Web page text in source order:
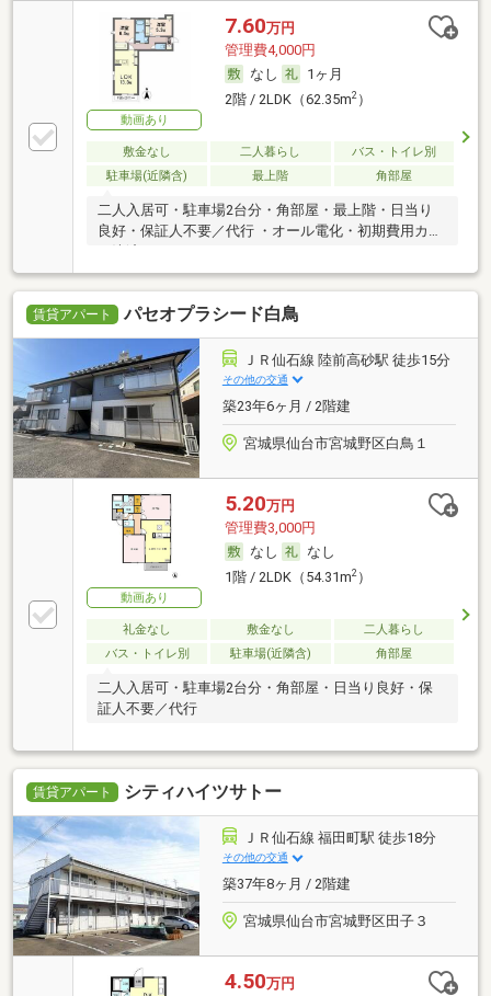
動画あり
7.60万円
管理費4,000円
なし
1ヶ月
2階 / 2LDK（62.35m2）
敷金なし 二人暮らし
バス・トイレ別
駐車場(近隣含)
最上階 角部屋
二人入居可・駐車場2台分・角部屋・最上階・日当り
良好・保証人不要／代行 ・オール電化・初期費用カー
賃貸アパート パセオプラシード白鳥
ＪＲ仙石線 陸前高砂駅 徒歩15分
その他の交通
築23年6ヶ月 / 2階建
宮城県仙台市宮城野区白鳥１
動画あり
5.20万円
管理費3,000円
なし
なし
1階 / 2LDK（54.31m2）
礼金なし 敷金なし
二人暮らし
バス・トイレ別
駐車場(近隣含) 角部屋
二人入居可・駐車場2台分・角部屋・日当り良好・保
証人不要／代行
賃貸アパート シティハイツサトー
ＪＲ仙石線 福田町駅 徒歩18分
その他の交通
築37年8ヶ月 / 2階建
宮城県仙台市宮城野区田子３
4.50万円